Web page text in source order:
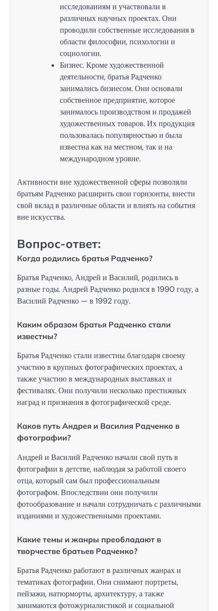
исследованиям и участвовали в
различных научных проектах. Они
проводили собственные исследования в
области философии, психологии и
социологии.
Бизнес. Кроме художественной
деятельности, братья Радченко
занимались бизнесом. Они основали
собственное предприятие, которое
занималось производством и продажей
художественных товаров. Их продукция
пользовалась популярностью и была
известна как на местном, так и на
международном уровне.
Активности вне художественной сферы позволяли
братьям Радченко расширить свои горизонты, внести
свой вклад в различные области и влиять на события
вне искусства.
Вопрос-ответ:
Когда родились братья Радченко?
Братья Радченко, Андрей и Василий, родились в
разные годы. Андрей Радченко родился в 1990 году, а
Василий Радченко — в 1992 году.
Каким образом братья Радченко стали
известны?
Братья Радченко стали известны благодаря своему
участию в крупных фотографических проектах, а
также участию в международных выставках и
фестивалях. Они получили несколько престижных
наград и признания в фотографической среде.
Каков путь Андрея и Василия Радченко в
фотографии?
Андрей и Василий Радченко начали свой путь в
фотографии в детстве, наблюдая за работой своего
отца, который сам был профессиональным
фотографом. Впоследствии они получили
фотообразование и начали сотрудничать с различными
изданиями и художественными проектами.
Какие темы и жанры преобладают в
творчестве братьев Радченко?
Братья Радченко работают в различных жанрах и
тематиках фотографии. Они снимают портреты,
пейзажи, натюрморты, архитектуру, а также
занимаются фотожурналистикой и социальной